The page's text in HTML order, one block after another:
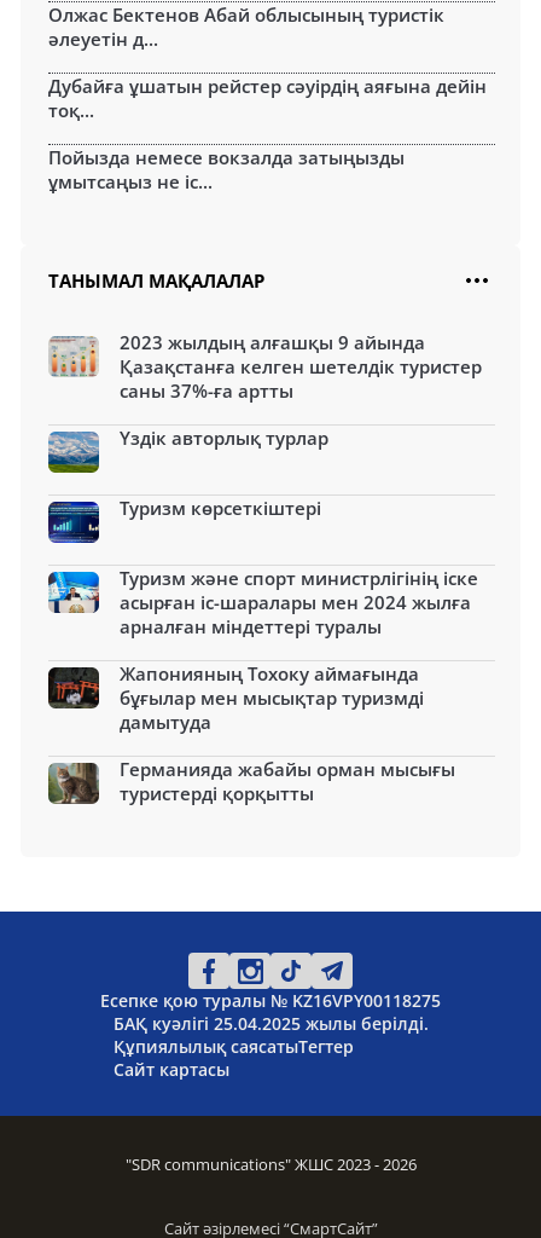
Олжас Бектенов Абай облысының туристік
әлеуетін д...
Дубайға ұшатын рейстер сәуірдің аяғына дейін
тоқ...
Пойызда немесе вокзалда затыңызды
ұмытсаңыз не іс...
ТАНЫМАЛ МАҚАЛАЛАР
2023 жылдың алғашқы 9 айында
Қазақстанға келген шетелдік туристер
саны 37%-ға артты
Үздік авторлық турлар
Туризм көрсеткіштері
Туризм және спорт министрлігінің іске
асырған іс-шаралары мен 2024 жылға
арналған міндеттері туралы
Жапонияның Тохоку аймағында
бұғылар мен мысықтар туризмді
дамытуда
Германияда жабайы орман мысығы
туристерді қорқытты
Есепке қою туралы № KZ16VPY00118275
БАҚ куәлігі 25.04.2025 жылы берілді.
Құпиялылық саясатыТегтер
Сайт картасы
"SDR communications" ЖШС 2023 - 2026
Сайт әзірлемесі “СмартСайт”